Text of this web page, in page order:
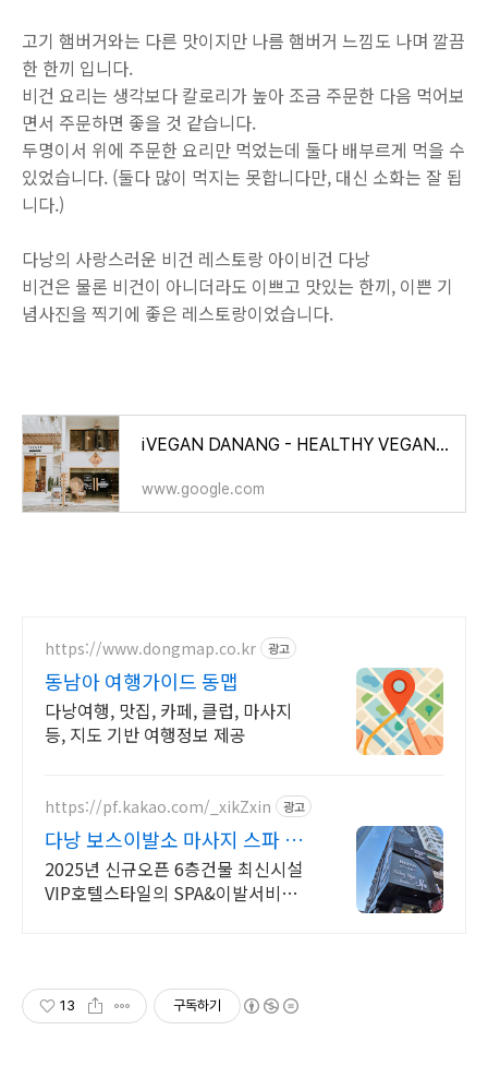
고기 햄버거와는 다른 맛이지만 나름 햄버거 느낌도 나며 깔끔
한 한끼 입니다.
비건 요리는 생각보다 칼로리가 높아 조금 주문한 다음 먹어보
면서 주문하면 좋을 것 같습니다.
두명이서 위에 주문한 요리만 먹었는데 둘다 배부르게 먹을 수
있었습니다. (둘다 많이 먹지는 못합니다만, 대신 소화는 잘 됩
니다.)
다낭의 사랑스러운 비건 레스토랑 아이비건 다낭
비건은 물론 비건이 아니더라도 이쁘고 맛있는 한끼, 이쁜 기
념사진을 찍기에 좋은 레스토랑이었습니다.
iVEGAN DANANG - HEALTHY VEGAN RESTAURANT - THUẦN CHAY THỰC VẬT · Lô 31 An Thượng 4, Bắc Mỹ Phú, Ngũ Hành Sơn,
www.google.com
https://www.dongmap.co.kr 광고
동남아 여행가이드 동맵
다낭여행, 맛집, 카페, 클럽, 마사지
등, 지도 기반 여행정보 제공
https://pf.kakao.com/_xikZxin 광고
다낭 보스이발소 마사지 스파 공
항픽업 사우나 라운지 무료
2025년 신규오픈 6층건물 최신시설
VIP호텔스타일의 SPA&이발서비스
13 구독하기